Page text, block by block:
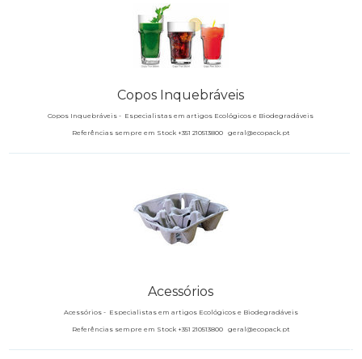
Copos Inquebráveis
Copos Inquebráveis - Especialistas em artigos Ecológicos e Biodegradáveis
Referências sempre em Stock +351 210513800 geral@ecopack.pt
Acessórios
Acessórios -Especialistas em artigos Ecológicos e Biodegradáveis
Referências sempre em Stock +351 210513800 geral@ecopack.pt